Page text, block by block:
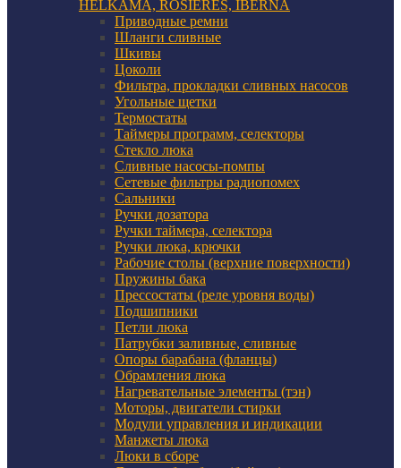
HELKAMA, ROSIERES, IBERNA
Приводные ремни
Шланги сливные
Шкивы
Цоколи
Фильтра, прокладки сливных насосов
Угольные щетки
Термостаты
Таймеры программ, селекторы
Стекло люка
Сливные насосы-помпы
Сетевые фильтры радиопомех
Сальники
Ручки дозатора
Ручки таймера, селектора
Ручки люка, крючки
Рабочие столы (верхние поверхности)
Пружины бака
Прессостаты (реле уровня воды)
Подшипники
Петли люка
Патрубки заливные, сливные
Опоры барабана (фланцы)
Обрамления люка
Нагревательные элементы (тэн)
Моторы, двигатели стирки
Модули управления и индикации
Манжеты люка
Люки в сборе